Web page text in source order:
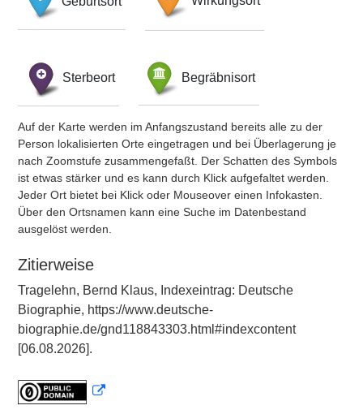
Sterbeort Begräbnisort
Auf der Karte werden im Anfangszustand bereits alle zu der
Person lokalisierten Orte eingetragen und bei Überlagerung je
nach Zoomstufe zusammengefaßt. Der Schatten des Symbols
ist etwas stärker und es kann durch Klick aufgefaltet werden.
Jeder Ort bietet bei Klick oder Mouseover einen Infokasten.
Über den Ortsnamen kann eine Suche im Datenbestand
ausgelöst werden.
Zitierweise
Tragelehn, Bernd Klaus, Indexeintrag: Deutsche
Biographie, https://www.deutsche-
biographie.de/gnd118843303.html#indexcontent
[06.08.2026].